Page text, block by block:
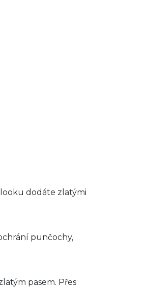
dodáte zlatými
punčochy,
pasem. Přes